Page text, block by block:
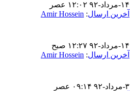
۱۴-مرداد-۹۲ ۱۲:۰۲ عصر
آخرین ارسال:
Amir Hossein
۱۴-مرداد-۹۲ ۱۲:۲۷ صبح
آخرین ارسال:
Amir Hossein
۳-مرداد-۹۲ ۰۹:۱۴ عصر